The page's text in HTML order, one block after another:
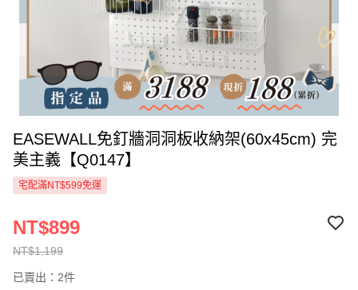
EASEWALL免釘牆洞洞板收納架(60x45cm) 完
美主義【Q0147】
宅配滿NT$599免運
NT$1,199
NT$899
已賣出：2件